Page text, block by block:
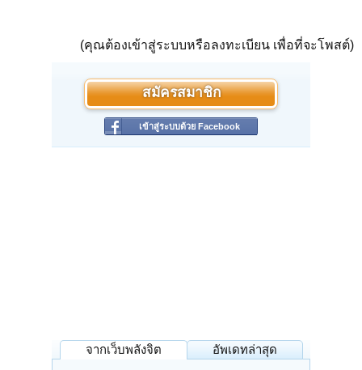
(คุณต้องเข้าสู่ระบบหรือลงทะเบียน เพื่อที่จะโพสต์)
สมัครสมาชิก
เข้าสู่ระบบด้วย Facebook
จากเว็บพลังจิต อัพเดทล่าสุด